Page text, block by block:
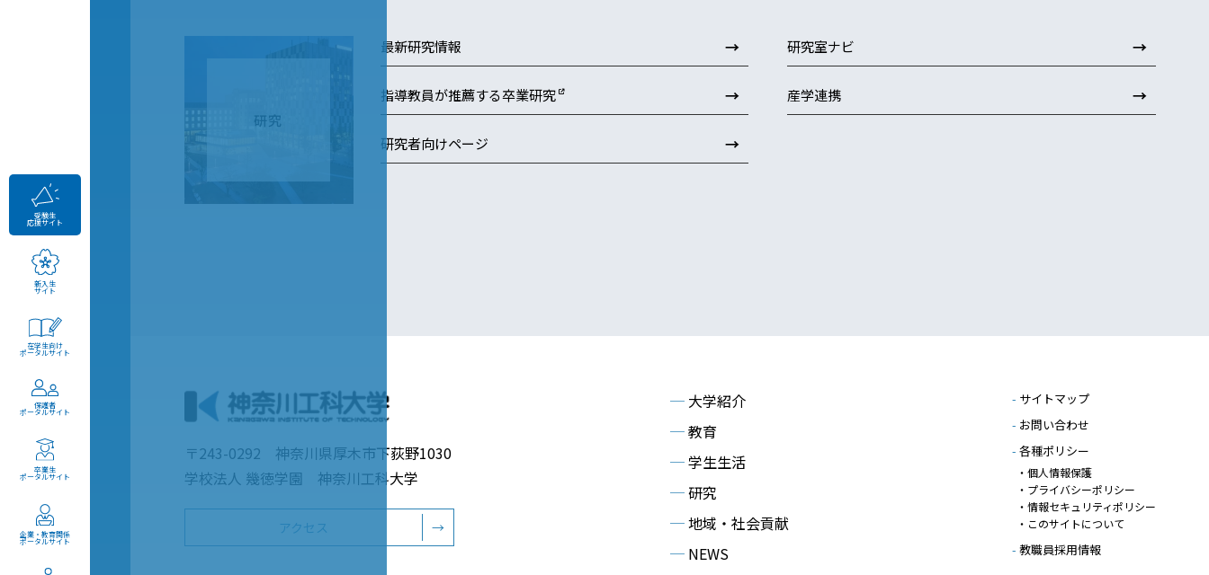
受験生
応援サイト
新入生
サイト
在学生向け
ポータルサイト
保護者
ポータルサイト
卒業生
ポータルサイト
企業・教育関係
ポータルサイト
研究
最新研究情報 → 研究室ナビ →
指導教員が推薦する卒業研究 → 産学連携 →
研究者向けページ →
〒243-0292 神奈川県厚木市下荻野1030
学校法人 幾徳学園 神奈川工科大学
アクセス →
─大学紹介
─教育
─学生生活
─研究
─地域・社会貢献
─NEWS
- サイトマップ
- お問い合わせ
- 各種ポリシー
・個人情報保護
・プライバシーポリシー
・情報セキュリティポリシー
・このサイトについて
- 教職員採用情報